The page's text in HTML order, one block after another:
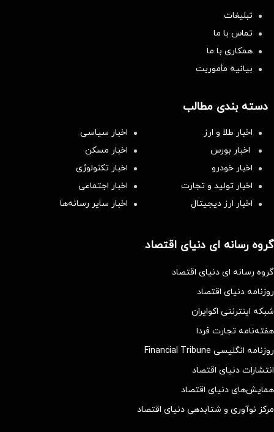
تبلیغات
تماس با ما
همکاری با ما
بیانیه مأموریت
دسته بندی مطالب
اخبار طلا و ارز
اخبار سیاسی
اخبار بورس
اخبار مسکن
اخبار خودرو
اخبار تکنولوژی
اخبار تولید و تجارت
اخبار اجتماعی
اخبار ارز دیجیتال
اخبار سایر رسانه‌‌ها
گروه رسانه ای دنیای اقتصاد
گروه رسانه ای دنیای اقتصاد
روزنامه دنیای اقتصاد
شبکه اینترنتی اکوایران
هفته‌نامه تجارت فردا
روزنامه انگلیسی Financial Tribune
انتشارات دنیای اقتصاد
همایش‌های دنیای اقتصاد
مرکز نوآوری و شتابدهی دنیای اقتصاد